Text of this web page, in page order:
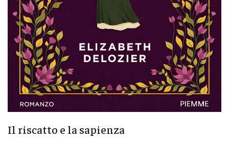
Il riscatto e la sapienza